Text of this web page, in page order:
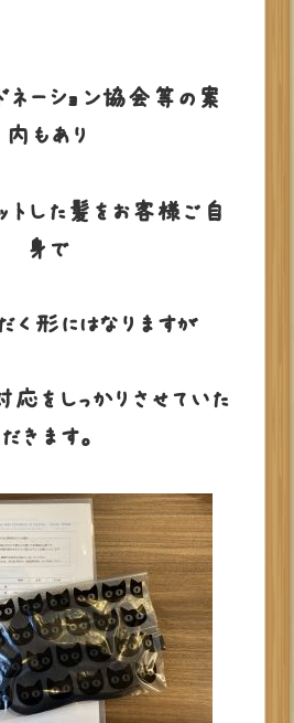
ネーション協会等の案
内もあり
トした髪をお客様ご自
身で
く形にはなりますが
応をしっかりさせていた
だきます。